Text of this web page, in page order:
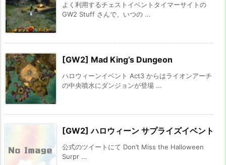
よく利用するチェストイベントタイマーサイトの
GW2 Stuff さんで、いつの ...
[GW2] Mad King’s Dungeon
ハロウィーンイベント Act3 からはライオンアーチ
の中央噴水にダンジョンが登場 ...
[GW2] ハロウィーン サプライズイベント
公式のツイートにて Don’t Miss the Halloween
Surpr ...